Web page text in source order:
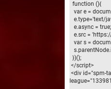
function (){
var e =
e.type='text/
e.async = true;
e.src =
var s =
})();
</script>
<div id="spm-